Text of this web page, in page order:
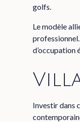
golfs.
Le modèle
d’occupation
Investir dans